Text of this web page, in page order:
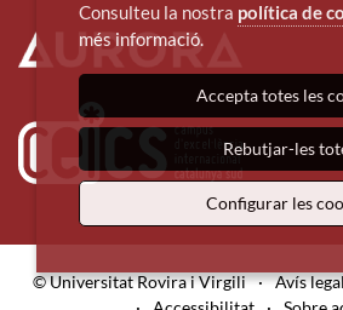
© Universitat Rovira i Virgili · Avís
Consulteu la nostra política de
més informació.
Accepta totes les
Rebutjar-les
Configurar les